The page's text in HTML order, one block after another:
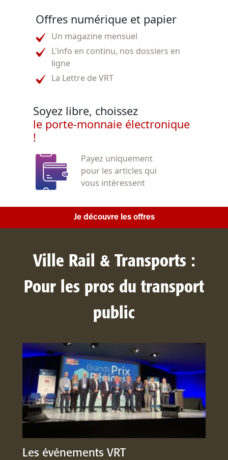
Offres numérique et papier
Un magazine mensuel
L'info en continu, nos dossiers en
ligne
La Lettre de VRT
Soyez libre, choissez
le porte-monnaie électronique
!
Payez uniquement
pour les articles qui
vous intéressent
Je découvre les offres
Ville Rail & Transports :
Pour les pros du transport
public
Les événements VRT